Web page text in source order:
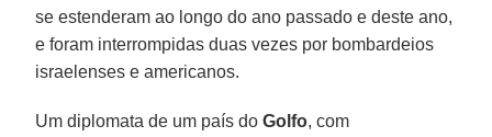
se estenderam ao longo do ano passado e deste ano,
e foram interrompidas duas vezes por bombardeios
israelenses e americanos.
Um diplomata de um país doGolfo, com